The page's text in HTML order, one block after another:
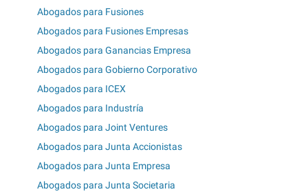
Abogados para Fusiones
Abogados para Fusiones Empresas
Abogados para Ganancias Empresa
Abogados para Gobierno Corporativo
Abogados para ICEX
Abogados para Industría
Abogados para Joint Ventures
Abogados para Junta Accionistas
Abogados para Junta Empresa
Abogados para Junta Societaria